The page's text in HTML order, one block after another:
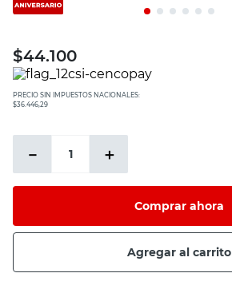
$44.100
PRECIO SIN IMPUESTOS NACIONALES:
$36.446,29
＋
－
Comprar ahora
Agregar al carrito